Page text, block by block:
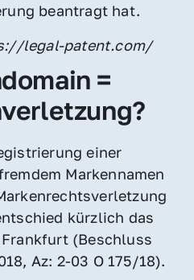
beantragt hat.
legal-patent.com/
=
einer
Markennamen
kürzlich das
(Beschluss
Az: 2-03 O 175/18).